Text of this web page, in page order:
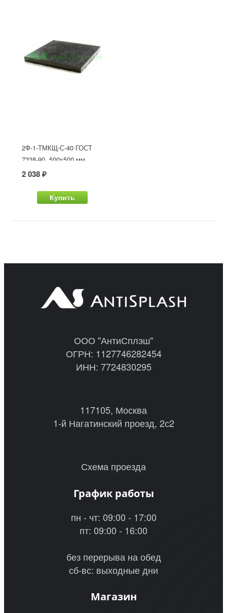
2Ф-1-ТМКЩ-С-40 ГОСТ
7338-90, 500x500 мм
2 038 ₽
Купить
ООО "АнтиСплэш"
ОГРН: 1127746282454
ИНН: 7724830295
117105, Москва
1-й Нагатинский проезд, 2с2
Схема проезда
График работы
пн - чт: 09:00 - 17:00
пт: 09:00 - 16:00
без перерыва на обед
сб-вс: выходные дни
Магазин